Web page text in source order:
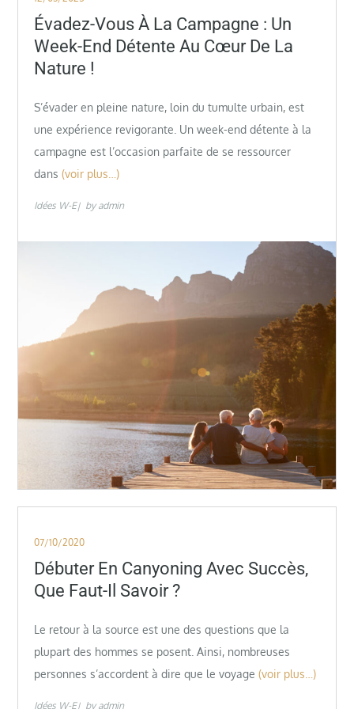
on
Évadez-Vous À La Campagne : Un
Week-End Détente Au Cœur De La
Nature !
S’évader en pleine nature, loin du tumulte urbain, est
une expérience revigorante. Un week-end détente à la
campagne est l’occasion parfaite de se ressourcer
dans (voir plus…)
Idées W-E by admin
Posted
on
07/10/2020
Débuter En Canyoning Avec Succès,
Que Faut-Il Savoir ?
Le retour à la source est une des questions que la
plupart des hommes se posent. Ainsi, nombreuses
personnes s’accordent à dire que le voyage (voir plus…)
Idées W-E by admin